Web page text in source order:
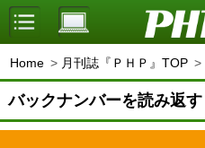
Home 月刊誌『ＰＨＰ』TOP
バックナンバーを読み返